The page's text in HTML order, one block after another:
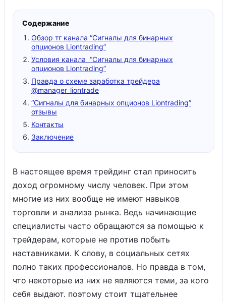
Содержание
Обзор тг канала “Сигналы для бинарных
опционов Liontrading”
Условия канала “Сигналы для бинарных
опционов Liontrading”
Правда о схеме заработка трейдера
@manager_liontrade
“Сигналы для бинарных опционов Liontrading”
отзывы
Контакты
Заключение
В настоящее время трейдинг стал приносить
доход огромному числу человек. При этом
многие из них вообще не имеют навыков
торговли и анализа рынка. Ведь начинающие
специалисты часто обращаются за помощью к
трейдерам, которые не против побыть
наставниками. К слову, в социальных сетях
полно таких профессионалов. Но правда в том,
что некоторые из них не являются теми, за кого
себя выдают. поэтому стоит тщательнее